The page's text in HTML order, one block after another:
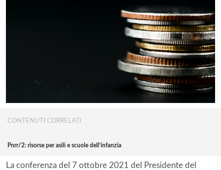
CONTENUTI CORRELATI
Pnrr/2: risorse per asili e scuole dell’infanzia
La conferenza del 7 ottobre 2021 del Presidente del